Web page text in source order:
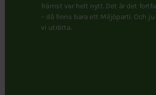
främst var helt nytt. Det är det
– då finns bara ett Miljöparti. Och
vi uträtta.